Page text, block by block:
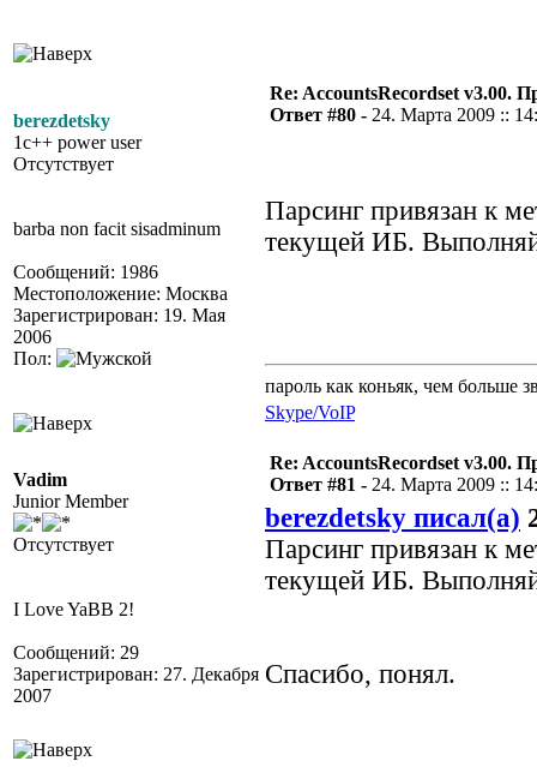
berezdetsky
1c++ power user
Отсутствует
barba non facit sisadminum
Сообщений: 1986
Местоположение: Москва
Зарегистрирован: 19. Мая
2006
Пол:
Re: AccountsRecordset v3.00.
Ответ #80 - 24. Марта 2009 ::
Парсинг привязан к
текущей ИБ.
пароль как коньяк, чем больше
Skype/VoIP
Vadim
Junior Member
Отсутствует
I Love YaBB 2!
Сообщений: 29
Зарегистрирован: 27. Декабря
2007
Re: AccountsRecordset v3.00.
Ответ #81 - 24. Марта 2009 ::
berezdetsky писал(а)
Парсинг привязан к
текущей ИБ.
Спасибо, понял.